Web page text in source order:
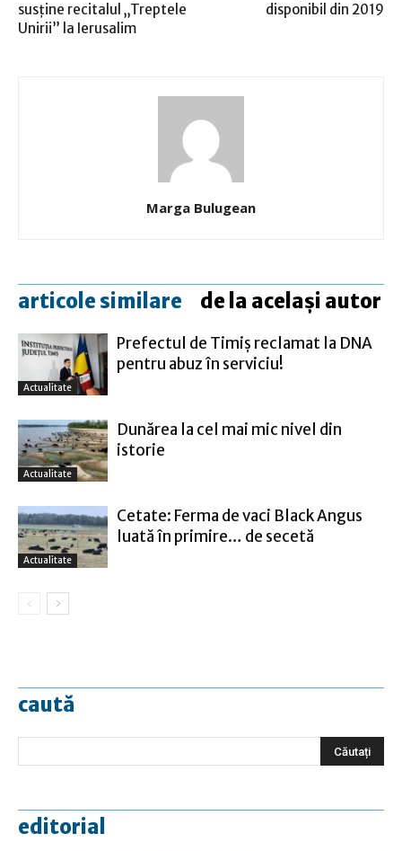
susține recitalul „Treptele
Unirii” la Ierusalim
disponibil din 2019
Marga Bulugean
articole similare de la același autor
Actualitate
Prefectul de Timiş reclamat la DNA
pentru abuz în serviciu!
Actualitate
Dunărea la cel mai mic nivel din
istorie
Actualitate
Cetate: Ferma de vaci Black Angus
luată în primire… de secetă
caută
editorial